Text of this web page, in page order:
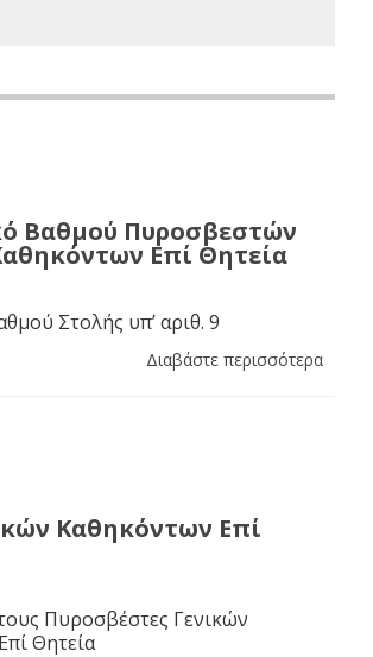
Βαθμού Πυροσβεστών
Επί Θητεία
Στολής υπ’ αριθ. 9
Διαβάστε περισσότερα
Καθηκόντων Επί
Πυροσβέστες Γενικών
Θητεία